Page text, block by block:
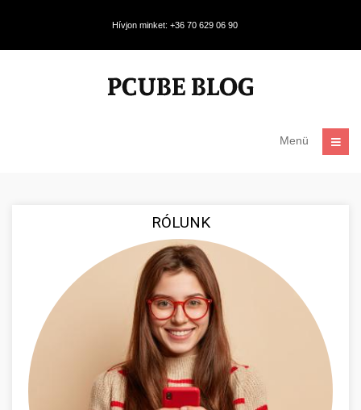
Hívjon minket: +36 70 629 06 90
Menü
RÓLUNK